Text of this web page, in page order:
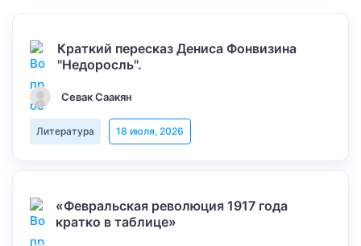
Краткий пересказ Дениса Фонвизина
"Недоросль".
Севак Саакян
Литература 18 июля, 2026
«Февральская революция 1917 года
кратко в таблице»